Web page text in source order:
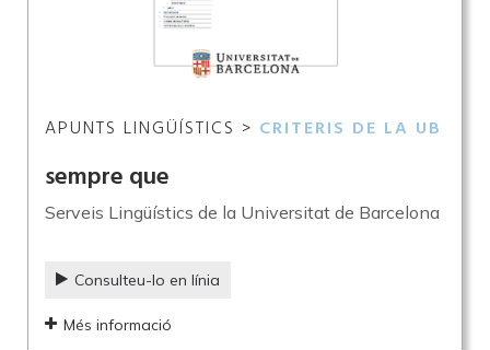
APUNTS LINGÜÍSTICS > CRITERIS DE LA UB
sempre que
Serveis Lingüístics de la Universitat de Barcelona
Consulteu-lo en línia
Més informació